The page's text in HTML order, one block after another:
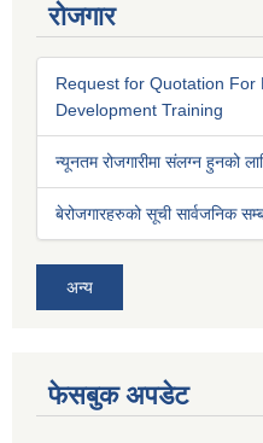
रोजगार
Request for Quotation For
Development Training
न्यूनतम रोजगारीमा संलग्न हुनको
बेरोजगारहरुको सूची सार्वजनिक
अन्य
फेसबुक अपडेट